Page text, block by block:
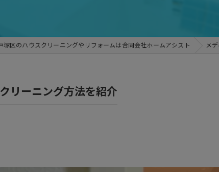
塚区のハウスクリーニングやリフォームは合同会社ホームアシスト メデ
リーニング方法を紹介